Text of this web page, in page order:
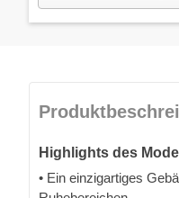
Highlights des
• Ein einzigartiges